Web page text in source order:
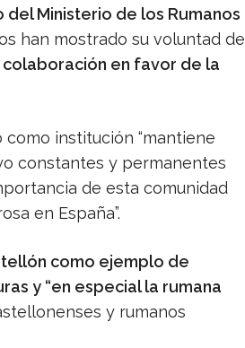
Ministerio de los Rumanos
han mostrado su voluntad de
en favor de la
institución “mantiene
constantes y permanentes
de esta comunidad
en España”.
como ejemplo de
y “en especial la rumana
y rumanos